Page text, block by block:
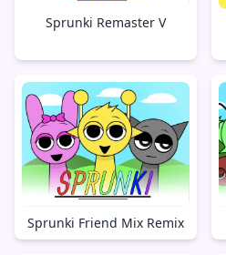
Sprunki Remaster V
Sprunki Friend Mix Remix